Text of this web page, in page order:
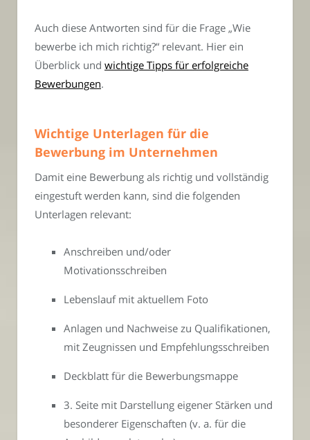
Auch diese Antworten sind für die Frage „Wie
bewerbe ich mich richtig?“ relevant. Hier ein
Überblick und wichtige Tipps für erfolgreiche
Bewerbungen.
Wichtige Unterlagen für die
Bewerbung im Unternehmen
Damit eine Bewerbung als richtig und vollständig
eingestuft werden kann, sind die folgenden
Unterlagen relevant:
Anschreiben und/oder
Motivationsschreiben
Lebenslauf mit aktuellem Foto
Anlagen und Nachweise zu Qualifikationen,
mit Zeugnissen und Empfehlungsschreiben
Deckblatt für die Bewerbungsmappe
3. Seite mit Darstellung eigener Stärken und
besonderer Eigenschaften (v. a. für die